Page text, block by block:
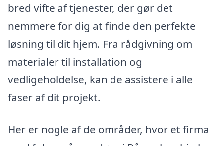
bred vifte af tjenester, der gør det
nemmere for dig at finde den perfekte
løsning til dit hjem. Fra rådgivning om
materialer til installation og
vedligeholdelse, kan de assistere i alle
faser af dit projekt.
Her er nogle af de områder, hvor et firma